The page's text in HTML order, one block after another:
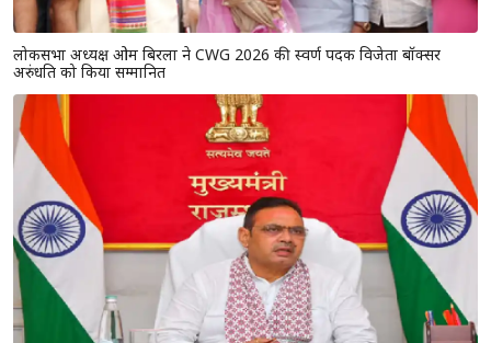
लोकसभा अध्यक्ष ओम बिरला ने CWG 2026 की स्वर्ण पदक विजेता बॉक्सर
अरुंधति को किया सम्मानित